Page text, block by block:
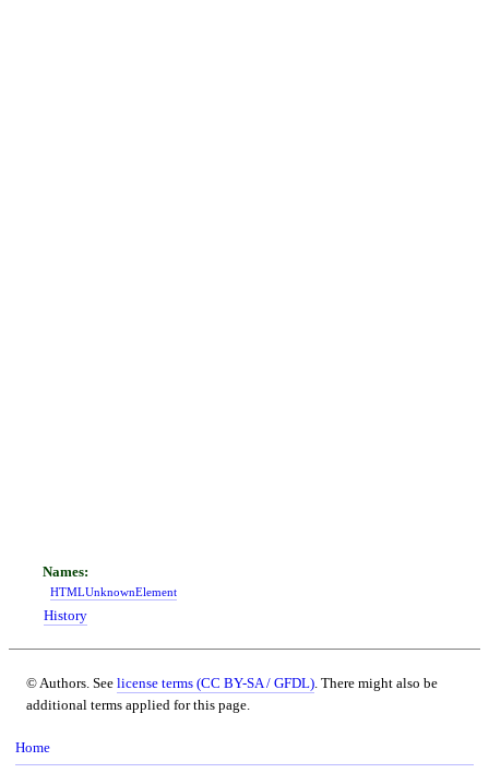
HTMLUnknownElement
History
© Authors. See license terms (CC BY-SA / GFDL) . There might also be
additional terms applied for this page.
Home